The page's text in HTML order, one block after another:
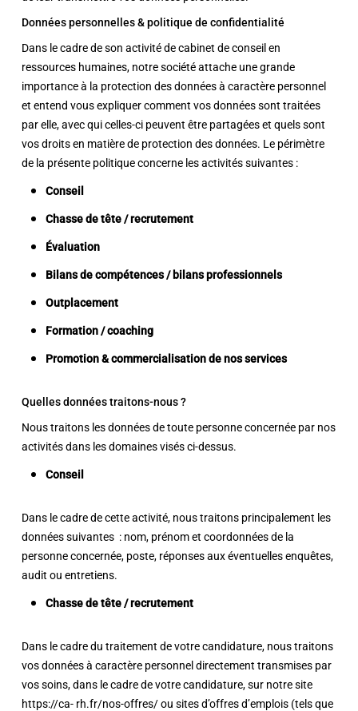
Données personnelles & politique de confidentialité
Dans le cadre de son activité de cabinet de conseil en
ressources humaines, notre société attache une grande
importance à la protection des données à caractère personnel
et entend vous expliquer comment vos données sont traitées
par elle, avec qui celles-ci peuvent être partagées et quels sont
vos droits en matière de protection des données. Le périmètre
de la présente politique concerne les activités suivantes :
Conseil
Chasse de tête / recrutement
Évaluation
Bilans de compétences / bilans professionnels
Outplacement
Formation / coaching
Promotion & commercialisation de nos services
Quelles données traitons-nous ?
Nous traitons les données de toute personne concernée par nos
activités dans les domaines visés ci-dessus.
Conseil
Dans le cadre de cette activité, nous traitons principalement les
données suivantes : nom, prénom et coordonnées de la
personne concernée, poste, réponses aux éventuelles enquêtes,
audit ou entretiens.
Chasse de tête / recrutement
Dans le cadre du traitement de votre candidature, nous traitons
vos données à caractère personnel directement transmises par
vos soins, dans le cadre de votre candidature, sur notre site
https://ca- rh.fr/nos-offres/ ou sites d’offres d’emplois (tels que